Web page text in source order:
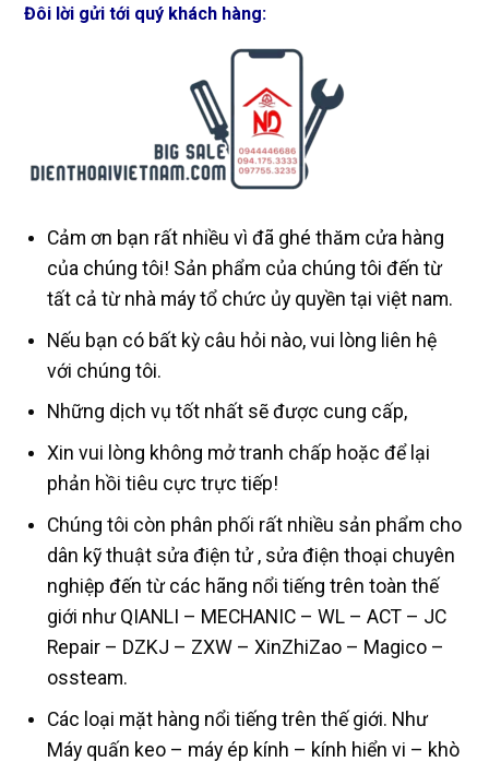
Đôi lời gửi tới quý khách hàng:
Cảm ơn bạn rất nhiều vì đã ghé thăm cửa hàng
của chúng tôi! Sản phẩm của chúng tôi đến từ
tất cả từ nhà máy tổ chức ủy quyền tại việt nam.
Nếu bạn có bất kỳ câu hỏi nào, vui lòng liên hệ
với chúng tôi.
Những dịch vụ tốt nhất sẽ được cung cấp,
Xin vui lòng không mở tranh chấp hoặc để lại
phản hồi tiêu cực trực tiếp!
Chúng tôi còn phân phối rất nhiều sản phẩm cho
dân kỹ thuật sửa điện tử , sửa điện thoại chuyên
nghiệp đến từ các hãng nổi tiếng trên toàn thế
giới như QIANLI – MECHANIC – WL – ACT – JC
Repair – DZKJ – ZXW – XinZhiZao – Magico –
ossteam.
Các loại mặt hàng nổi tiếng trên thế giới. Như
Máy quấn keo – máy ép kính – kính hiển vi – khò